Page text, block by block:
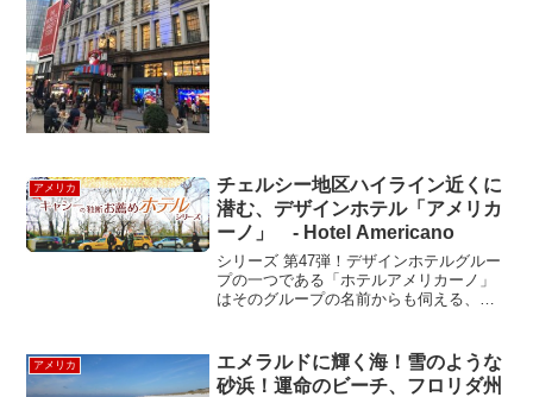
アメリカ
チェルシー地区ハイライン近くに
潜む、デザインホテル「アメリカ
ーノ」 - Hotel Americano
シリーズ 第47弾！デザインホテルグルー
プの一つである「ホテルアメリカーノ」
はそのグループの名前からも伺える、素
＊＊＊＊＊＊ ４年程前にオープンした...
アメリカ
エメラルドに輝く海！雪のような
砂浜！運命のビーチ、フロリダ州